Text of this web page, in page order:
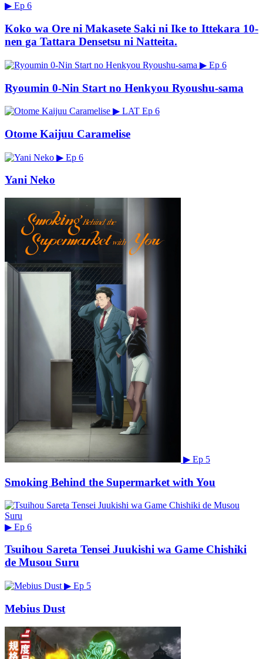
▶ Ep 6
Koko wa Ore ni Makasete Saki ni Ike to Ittekara 10-
nen ga Tattara Densetsu ni Natteita.
▶ Ep 6
Ryoumin 0-Nin Start no Henkyou Ryoushu-sama
▶ LAT Ep 6
Otome Kaijuu Caramelise
▶ Ep 6
Yani Neko
▶ Ep 5
Smoking Behind the Supermarket with You
▶ Ep 6
Tsuihou Sareta Tensei Juukishi wa Game Chishiki
de Musou Suru
▶ Ep 5
Mebius Dust